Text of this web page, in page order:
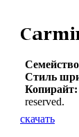
Стиль
Копирайт:
reserved.
скачать